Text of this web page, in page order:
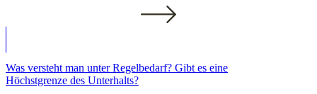
Was versteht man unter Regelbedarf? Gibt es eine
Höchstgrenze des Unterhalts?